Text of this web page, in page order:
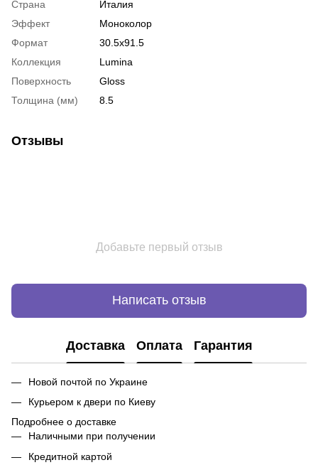
Страна
Италия
Эффект
Моноколор
Формат
30.5x91.5
Коллекция
Lumina
Поверхность
Gloss
Толщина (мм)
8.5
Отзывы
Добавьте первый отзыв
Написать отзыв
Доставка Оплата Гарантия
Новой почтой по Украине
Курьером к двери по Киеву
Подробнее о доставке
Наличными при получении
Кредитной картой